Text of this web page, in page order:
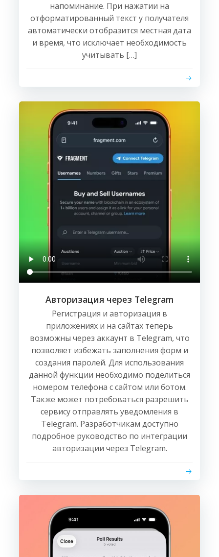
напоминание. При нажатии на
отформатированный текст у получателя
автоматически отобразится местная дата
и время, что исключает необходимость
учитывать […]
Авторизация через Telegram
Регистрация и авторизация в
приложениях и на сайтах теперь
возможны через аккаунт в Telegram, что
позволяет избежать заполнения форм и
создания паролей. Для использования
данной функции необходимо поделиться
номером телефона с сайтом или ботом.
Также может потребоваться разрешить
сервису отправлять уведомления в
Telegram. Разработчикам доступно
подробное руководство по интеграции
авторизации через Telegram.